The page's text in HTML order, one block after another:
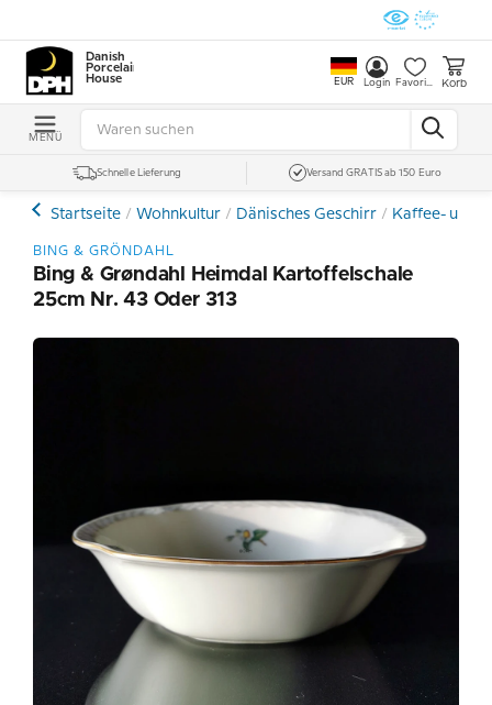
Danish
Porcelain
House
EUR Login Favoriten Korb
MENÜ
Schnelle Lieferung Versand GRATIS ab 150 Euro
Startseite Wohnkultur Dänisches Geschirr Kaffee- und
BING & GRÖNDAHL
Bing & Grøndahl Heimdal Kartoffelschale
25cm Nr. 43 Oder 313